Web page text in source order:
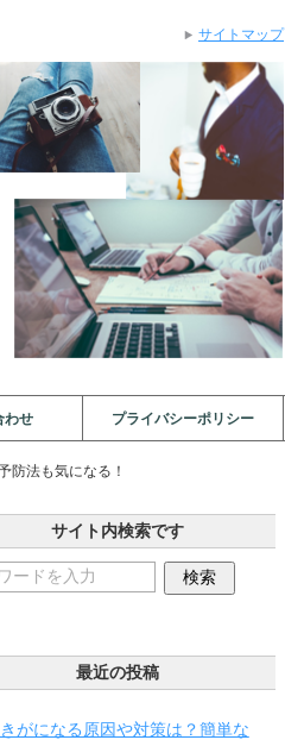
わせ プライバシーポリシー
防法も気になる！
サイト内検索です
最近の投稿
がになる原因や対策は？簡単な
サイトマップ